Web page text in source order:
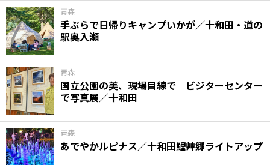
青森
手ぶらで日帰りキャンプいかが／十和田・道の
駅奥入瀬
青森
国立公園の美、現場目線で ビジターセンター
で写真展／十和田
青森
あでやかルピナス／十和田鯉艸郷ライトアップ